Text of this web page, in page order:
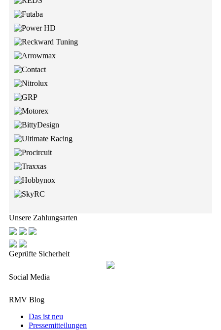
Unsere Zahlungsarten
Geprüfte Sicherheit
Social Media
RMV Blog
Das ist neu
Pressemitteilungen